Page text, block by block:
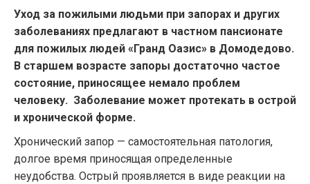
Уход за пожилыми людьми при запорах и других
заболеваниях предлагают в частном пансионате
для пожилых людей «Гранд Оазис» в Домодедово.
В старшем возрасте запоры достаточно частое
состояние, приносящее немало проблем
человеку. Заболевание может протекать в острой
и хронической форме.
Хронический запор — самостоятельная патология,
долгое время приносящая определенные
неудобства. Острый проявляется в виде реакции на